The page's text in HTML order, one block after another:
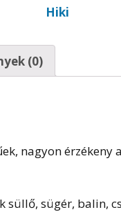
Hiki
(0)
nagyon érzékeny
sügér, balin,